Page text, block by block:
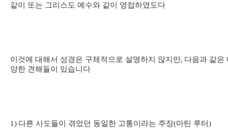
같이 또는 그리스도 예수와 같이 영접하였도다
이것에 대해서 성경은 구체적으로 설명하지 않지만, 다음과 같은
양한 견해들이 있습니다
1) 다른 사도들이 겪었던 동일한 고통이라는 주장(마틴 루터)